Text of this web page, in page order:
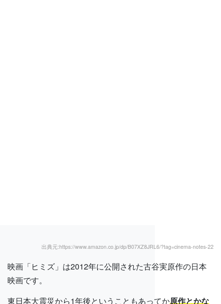
出典元:https://www.amazon.co.jp/dp/B07XZ8JRL6/?tag=cinema-notes-22
映画「ヒミズ」は2012年に公開された古谷実原作の日本
映画です。
東日本大震災から1年後ということもあってか原作とかな